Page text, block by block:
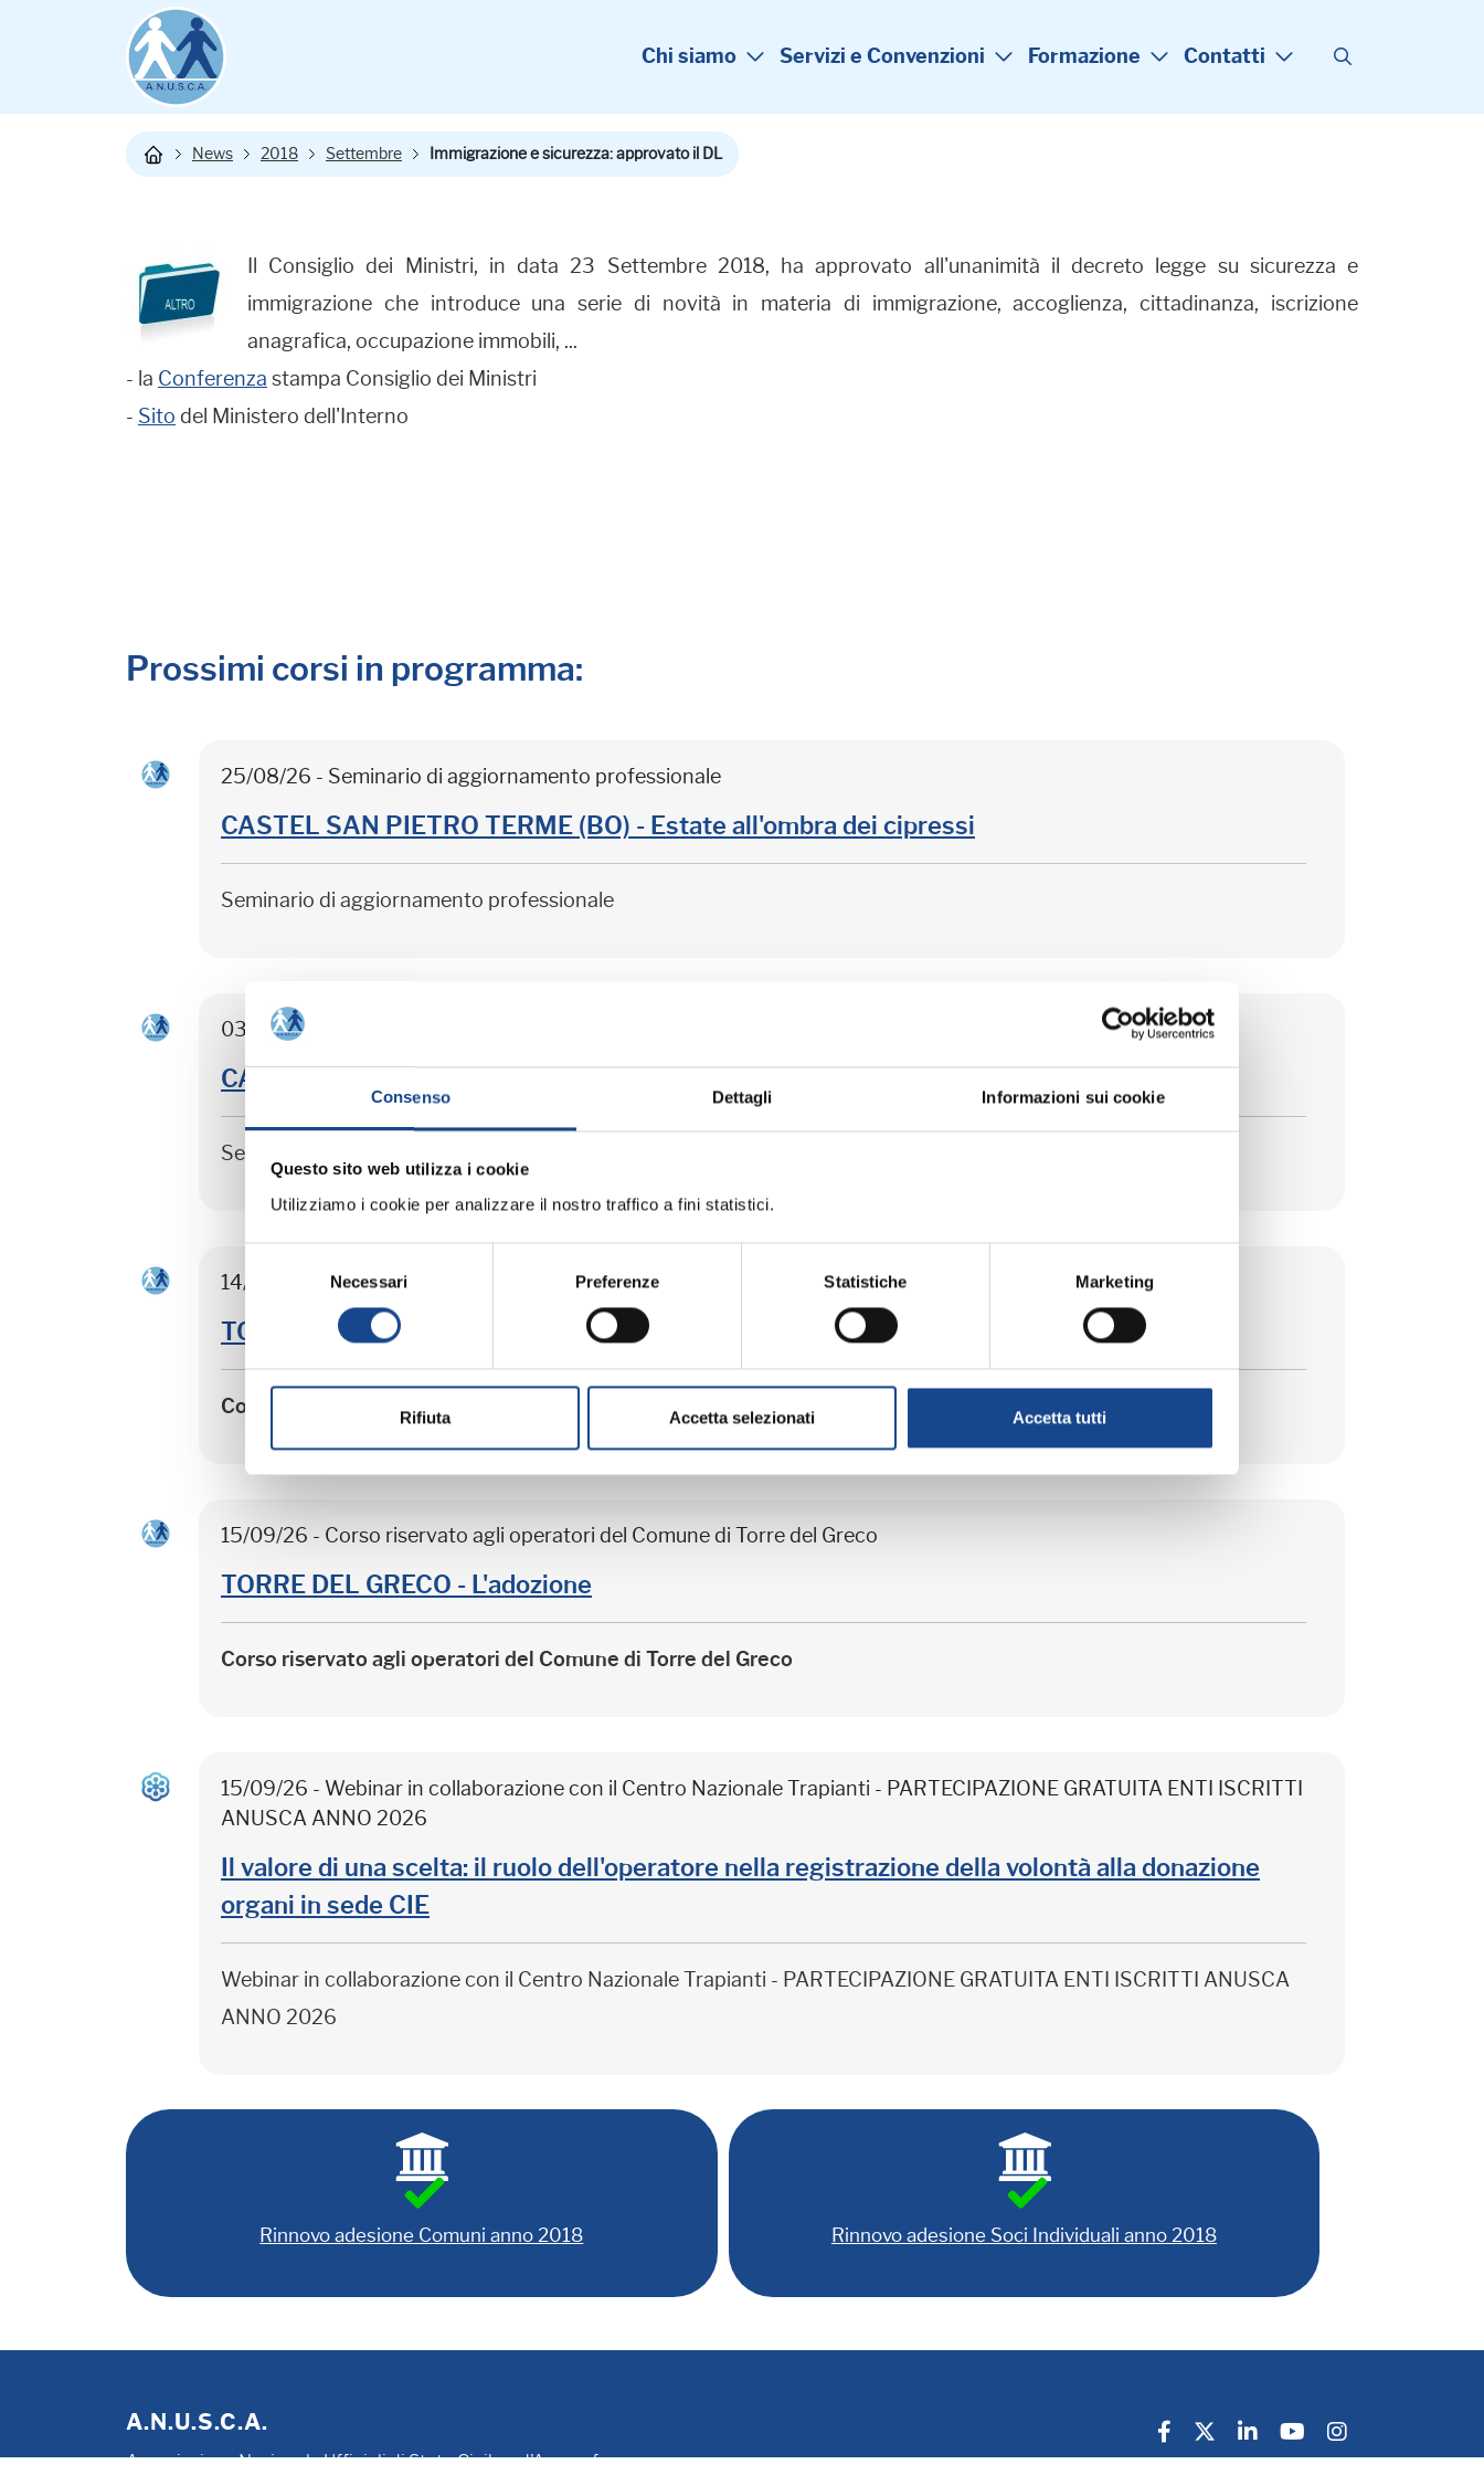
Consenso Dettagli Informazioni sui cookie
Questo sito web utilizza i cookie
Utilizziamo i cookie per analizzare il nostro traffico a fini statistici.
del
Necessari Preferenze Statistiche Marketing
Rifiuta Accetta selezionati Accetta tutti
Chi siamo Servizi e Convenzioni Formazione Contatti
News 2018 Settembre Immigrazione e sicurezza: approvato il DL
Il Consiglio dei Ministri, in data 23 Settembre 2018, ha approvato all'unanimità il decreto legge su sicurezza e
immigrazione che introduce una serie di novità in materia di immigrazione, accoglienza, cittadinanza, iscrizione
anagrafica, occupazione immobili, ...
- la Conferenza stampa Consiglio dei Ministri
- Sito del Ministero dell'Interno
Prossimi corsi in programma:
25/08/26 - Seminario di aggiornamento professionale
CASTEL SAN PIETRO TERME (BO) - Estate all'ombra dei cipressi
Seminario di aggiornamento professionale
03/09/26 - Seminario di aggiornamento professionale
CASTEL SAN PIETRO TERME (BO) - La cittadinanza italiana dopo la legge 74/2025
Seminario di aggiornamento professionale
14/09/26 - Corso riservato agli operatori del Comune di Torre del Greco
TORRE DEL GRECO - Separazione e divorzio
Corso riservato agli operatori del Comune di Torre del Greco
15/09/26 - Corso riservato agli operatori del Comune di Torre del Greco
TORRE DEL GRECO - L'adozione
Corso riservato agli operatori del Comune di Torre del Greco
15/09/26 - Webinar in collaborazione con il Centro Nazionale Trapianti - PARTECIPAZIONE GRATUITA ENTI ISCRITTI
ANUSCA ANNO 2026
Il valore di una scelta: il ruolo dell'operatore nella registrazione della volontà alla donazione
organi in sede CIE
Webinar in collaborazione con il Centro Nazionale Trapianti - PARTECIPAZIONE GRATUITA ENTI ISCRITTI ANUSCA
ANNO 2026
Rinnovo adesione Comuni anno 2018 Rinnovo adesione Soci Individuali anno 2018
A.N.U.S.C.A.
Associazione Nazionale Ufficiali di Stato Civile e d'Anagrafe